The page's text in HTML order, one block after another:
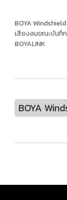
BOYA
เสียงลมขณะบันทึ
BOYALINK
BOYA